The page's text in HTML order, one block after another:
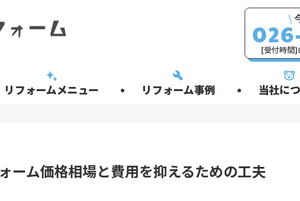
リフォームメニュー リフォーム事例 当社に
\
[受付時間
ーム価格相場と費用を抑えるための工夫